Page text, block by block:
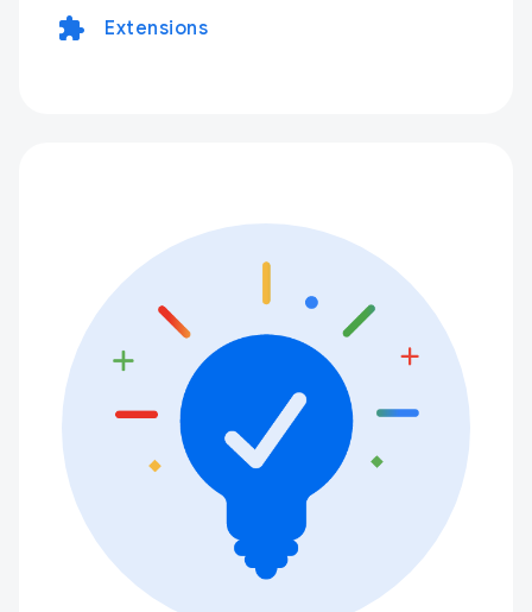
extension Extensions